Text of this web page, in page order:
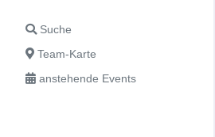
Suche
Team-Karte
anstehende Events